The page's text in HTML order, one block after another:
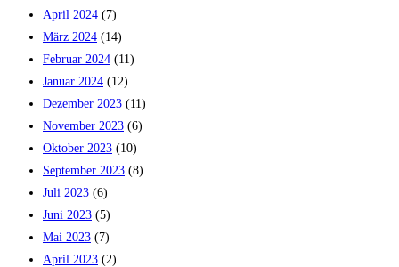
April 2024 (7)
März 2024 (14)
Februar 2024 (11)
Januar 2024 (12)
Dezember 2023 (11)
November 2023 (6)
Oktober 2023 (10)
September 2023 (8)
Juli 2023 (6)
Juni 2023 (5)
Mai 2023 (7)
April 2023 (2)